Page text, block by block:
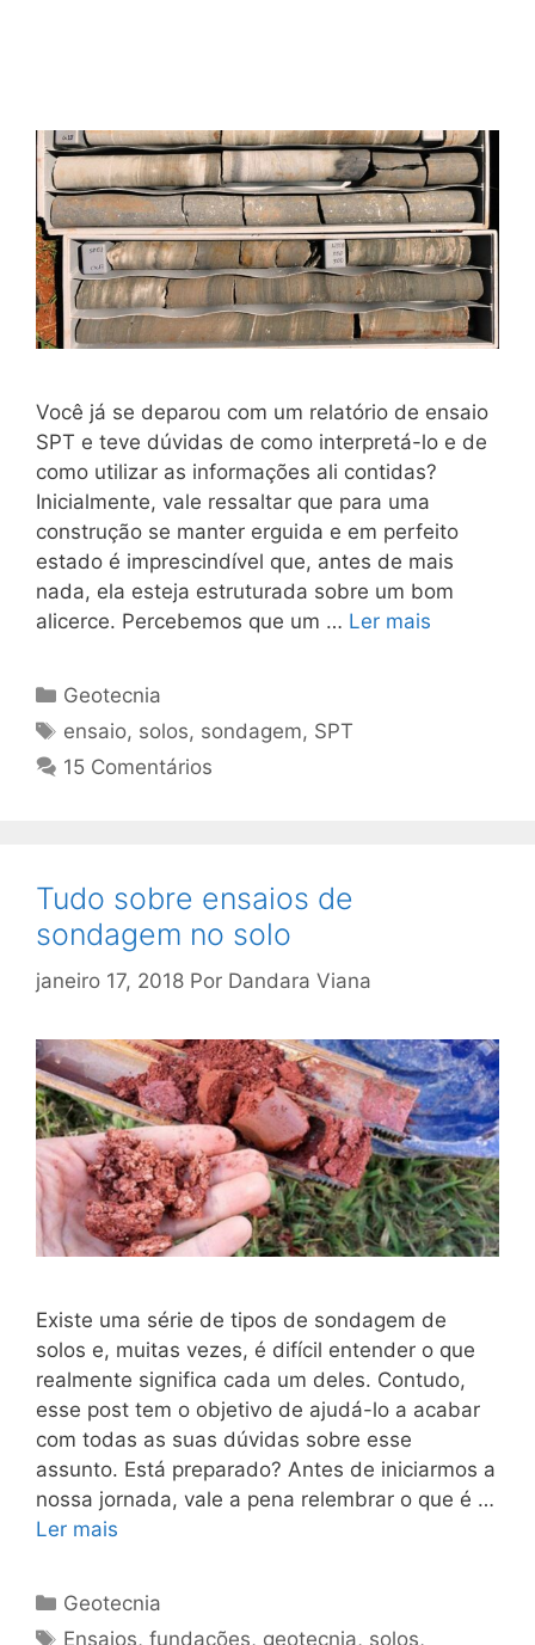
Você já se deparou com um relatório de ensaio
SPT e teve dúvidas de como interpretá-lo e de
como utilizar as informações ali contidas?
Inicialmente, vale ressaltar que para uma
construção se manter erguida e em perfeito
estado é imprescindível que, antes de mais
nada, ela esteja estruturada sobre um bom
alicerce. Percebemos que um … Ler mais
Geotecnia
ensaio, solos, sondagem, SPT
15 Comentários
Tudo sobre ensaios de
sondagem no solo
janeiro 17, 2018 Por Dandara Viana
Existe uma série de tipos de sondagem de
solos e, muitas vezes, é difícil entender o que
realmente significa cada um deles. Contudo,
esse post tem o objetivo de ajudá-lo a acabar
com todas as suas dúvidas sobre esse
assunto. Está preparado? Antes de iniciarmos a
nossa jornada, vale a pena relembrar o que é …
Ler mais
Geotecnia
Ensaios,fundações, geotecnia, solos,